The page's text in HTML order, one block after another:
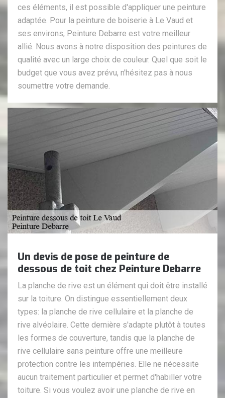
ces éléments, il est possible d'appliquer une peinture
adaptée. Pour la peinture de boiserie à Le Vaud et
ses environs, Peinture Debarre est votre meilleur
allié. Nous avons à notre disposition des peintures de
qualité avec un large choix de couleur. Quel que soit le
budget que vous avez prévu, n'hésitez pas à nous
soumettre votre demande.
Un devis de pose de peinture de
dessous de toit chez Peinture Debarre
La planche de rive est un élément qui doit être installé
sur la toiture. On distingue essentiellement deux
types: la planche de rive cellulaire et la planche de
rive alvéolaire. Cette dernière s'adapte plutôt à toutes
les formes de couverture, tandis que la planche de
rive cellulaire sans peinture offre une meilleure
protection contre les intempéries. Elle ne nécessite
aucun traitement particulier et permet d'habiller votre
toiture. Si vous voulez avoir une planche de rive en